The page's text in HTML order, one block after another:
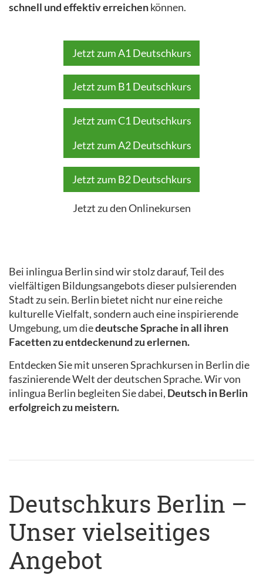
schnell und effektiv erreichenkönnen.
Jetzt zum A1 Deutschkurs
Jetzt zum B1 Deutschkurs
Jetzt zum C1 Deutschkurs
Jetzt zum A2 Deutschkurs
Jetzt zum B2 Deutschkurs
Jetzt zu den Onlinekursen
Bei inlingua Berlin sind wir stolz darauf, Teil des
vielfältigen Bildungsangebots dieser pulsierenden
Stadt zu sein. Berlin bietet nicht nur eine reiche
kulturelle Vielfalt, sondern auch eine inspirierende
Umgebung, um diedeutsche Sprache in all ihren
Facetten zu entdeckenund zu erlernen.
Entdecken Sie mit unseren Sprachkursen in Berlin die
faszinierende Welt der deutschen Sprache. Wir von
inlingua Berlin begleiten Sie dabei, Deutsch in Berlin
erfolgreich zu meistern.
Deutschkurs Berlin –
Unser vielseitiges
Angebot